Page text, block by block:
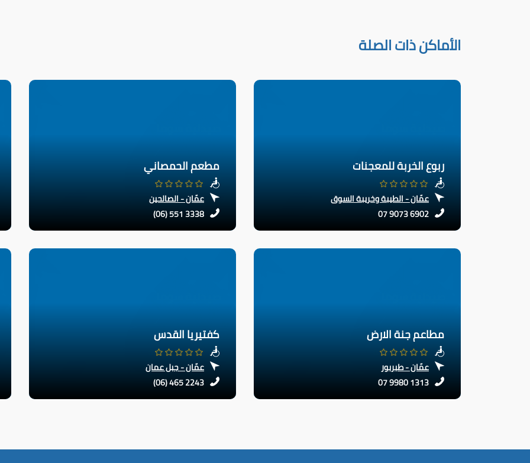
الأماكن ذات الصلة
ربوع الخربة للمعجنات
عمّان - الطيبة وخريبة السوق
07 9073 6902
مطعم الحمصاني
عمّان - الصالحين
(06) 551 3338
مطاعم جنة الارض
عمّان - طبربور
07 9980 1313
كفتيريا القدس
عمّان - جبل عمان
(06) 465 2243